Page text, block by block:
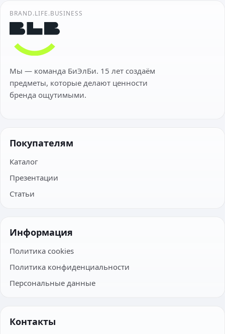
BRAND.LIFE.BUSINESS
Мы — команда БиЭлБи. 15 лет создаём
предметы, которые делают ценности
бренда ощутимыми.
Покупателям
Каталог
Презентации
Статьи
Информация
Политика cookies
Политика конфиденциальности
Персональные данные
Контакты